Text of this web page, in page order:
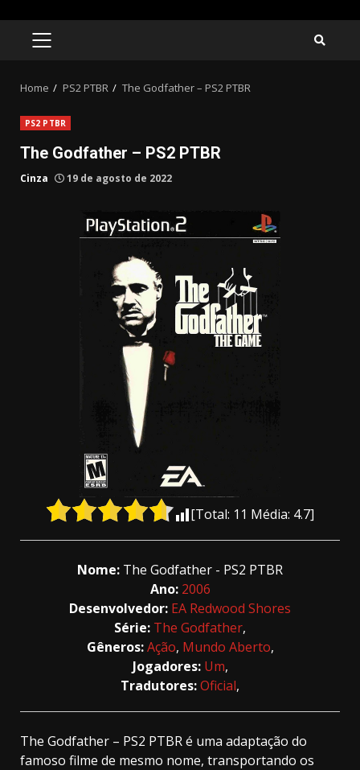
PRIMARY
Home PS2 PTBR The Godfather – PS2 PTBR
PS2 PTBR
The Godfather – PS2 PTBR
Cinza 19 de agosto de 2022
[Total: 11 Média: 4.7]
Nome: The Godfather - PS2 PTBR
Ano: 2006
Desenvolvedor: EA Redwood Shores
Série: The Godfather,
Gêneros:Ação, Mundo Aberto,
Jogadores: Um,
Tradutores:Oficial,
The Godfather – PS2 PTBR é uma adaptação do
famoso filme de mesmo nome, transportando os